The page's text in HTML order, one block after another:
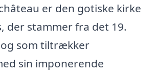
er den gotiske kirke
der stammer fra det 19.
som tiltrækker
sin imponerende